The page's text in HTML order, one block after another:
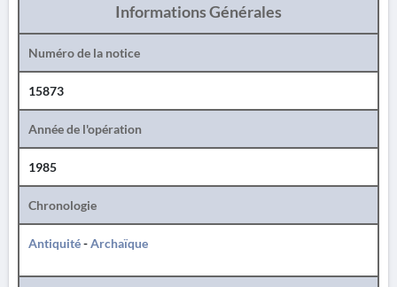
Informations Générales
Numéro de la notice
15873
Année de l'opération
1985
Chronologie
Antiquité-Archaïque